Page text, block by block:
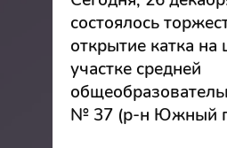
состоялось
открытие катка
участке средней
№ 37 (р-н Южный